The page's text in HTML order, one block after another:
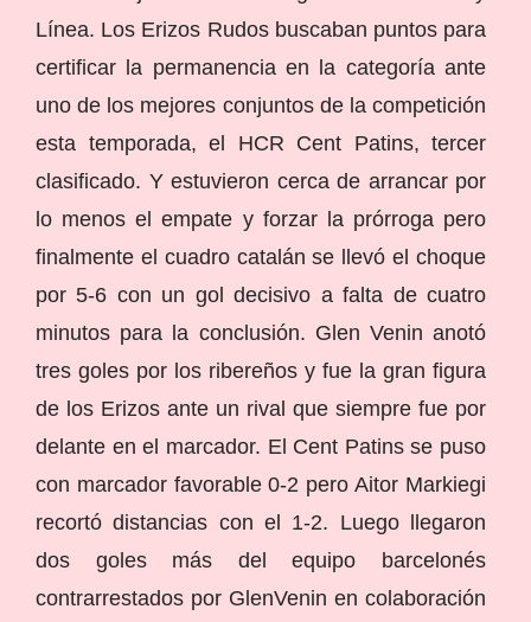
Línea. Los Erizos Rudos buscaban puntos para
certificar la permanencia en la categoría ante
uno de los mejores conjuntos de la competición
esta temporada, el HCR Cent Patins, tercer
clasificado. Y estuvieron cerca de arrancar por
lo menos el empate y forzar la prórroga pero
finalmente el cuadro catalán se llevó el choque
por 5-6 con un gol decisivo a falta de cuatro
minutos para la conclusión. Glen Venin anotó
tres goles por los ribereños y fue la gran figura
de los Erizos ante un rival que siempre fue por
delante en el marcador. El Cent Patins se puso
con marcador favorable 0-2 pero Aitor Markiegi
recortó distancias con el 1-2. Luego llegaron
dos goles más del equipo barcelonés
contrarrestados por GlenVenin en colaboración